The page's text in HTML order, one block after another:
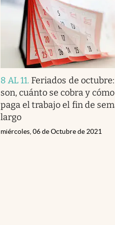
8 AL 11. Feriados de
son, cuánto se cobra y
paga el trabajo el fin de
largo
miércoles, 06 de Octubre de 2021